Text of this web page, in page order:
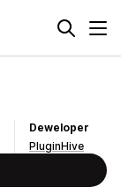
Deweloper
PluginHive